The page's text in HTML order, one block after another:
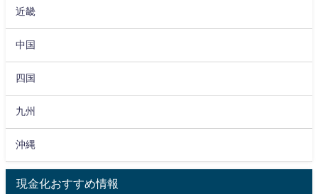
近畿
中国
四国
九州
沖縄
現金化おすすめ情報